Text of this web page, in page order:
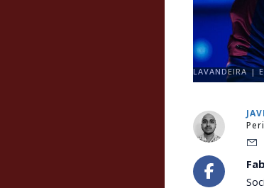
LAVANDEIRA |